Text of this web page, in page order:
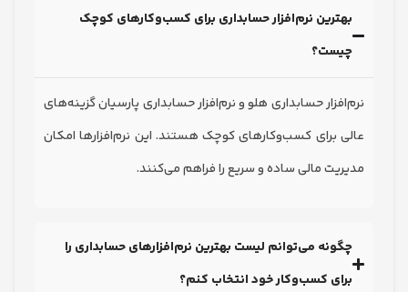
نرم‌افزار حسابداری برای کسب‌وکارهای کوچک
حسابداری هلو و نرم‌افزار حسابداری پارسیان گزینه‌های
برای کسب‌وکارهای کوچک هستند. این نرم‌افزارها امکان
مالی ساده و سریع را فراهم می‌کنند.
می‌توانم لیست بهترین نرم‌افزارهای حسابداری را
کسب‌وکار خود انتخاب کنم؟